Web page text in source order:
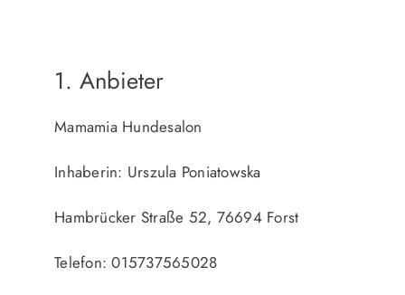
1. Anbieter
Mamamia Hundesalon
Inhaberin: Urszula Poniatowska
Hambrücker Straße 52, 76694 Forst
Telefon: 015737565028